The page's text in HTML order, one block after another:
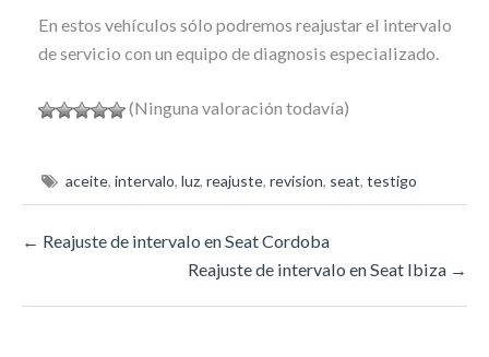
En estos vehículos sólo podremos reajustar el intervalo
de servicio con un equipo de diagnosis especializado.
(Ninguna valoración todavía)
aceite, intervalo, luz, reajuste, revision, seat, testigo
← Reajuste de intervalo en Seat Cordoba
Reajuste de intervalo en Seat Ibiza →